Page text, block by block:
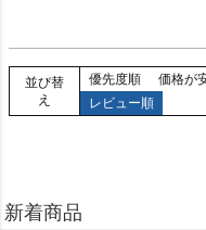
並び替
え
優先度順 価格が
レビュー順
新着商品